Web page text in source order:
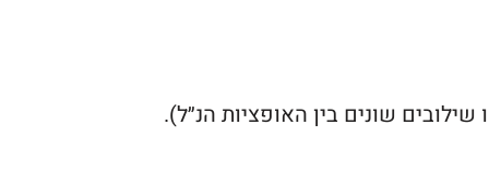
שונים בין האופציות הנ״ל).